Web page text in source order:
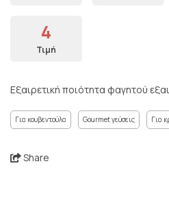
4
Τιμή
Εξαιρετική ποιότητα φαγητού
Για κουβεντούλα Gourmet γεύσεις Για
Share